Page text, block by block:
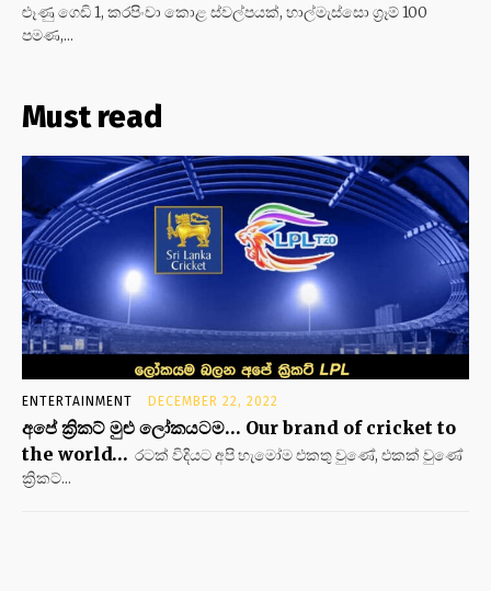
ළූණු ගෙඩි 1, කරපිංචා කොළ ස්වල්පයක්, හාල්මැස්සො ග්‍රෑම් 100
පමණ,...
Must read
ENTERTAINMENT DECEMBER 22, 2022
අපේ ක්‍රිකට් මුළු ලෝකයටම… Our brand of cricket to
the world… රටක් විදියට අපි හැමෝම එකතු වුණේ, එකක් වුණේ
ක්‍රිකට්...